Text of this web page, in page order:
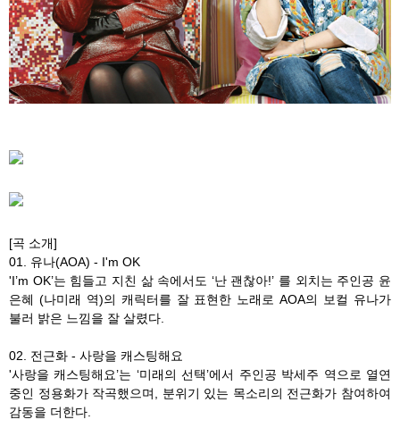
[곡 소개]
01. 유나(AOA) - I'm OK
'I’m OK’는 힘들고 지친 삶 속에서도 ‘난 괜찮아!’ 를 외치는 주인공 윤
은혜 (나미래 역)의 캐릭터를 잘 표현한 노래로 AOA의 보컬 유나가
불러 밝은 느낌을 잘 살렸다.
02. 전근화 - 사랑을 캐스팅해요
'사랑을 캐스팅해요’는 ‘미래의 선택’에서 주인공 박세주 역으로 열연
중인 정용화가 작곡했으며, 분위기 있는 목소리의 전근화가 참여하여
감동을 더한다.